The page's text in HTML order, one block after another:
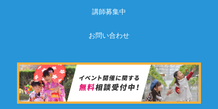
講師募集中
お問い合わせ